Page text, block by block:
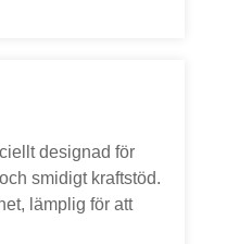
designad för
smidigt kraftstöd.
lämplig för att